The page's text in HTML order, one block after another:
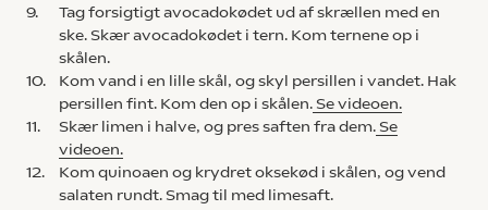
9.
Tag forsigtigt avocadokødet ud af skrællen med en
ske. Skær avocadokødet i tern. Kom ternene op i
skålen.
10.
Kom vand i en lille skål, og skyl persillen i vandet. Hak
persillen fint. Kom den op i skålen. Se videoen.
11.
Skær limen i halve, og pres saften fra dem. Se
videoen.
12.
Kom quinoaen og krydret oksekød i skålen, og vend
salaten rundt. Smag til med limesaft.